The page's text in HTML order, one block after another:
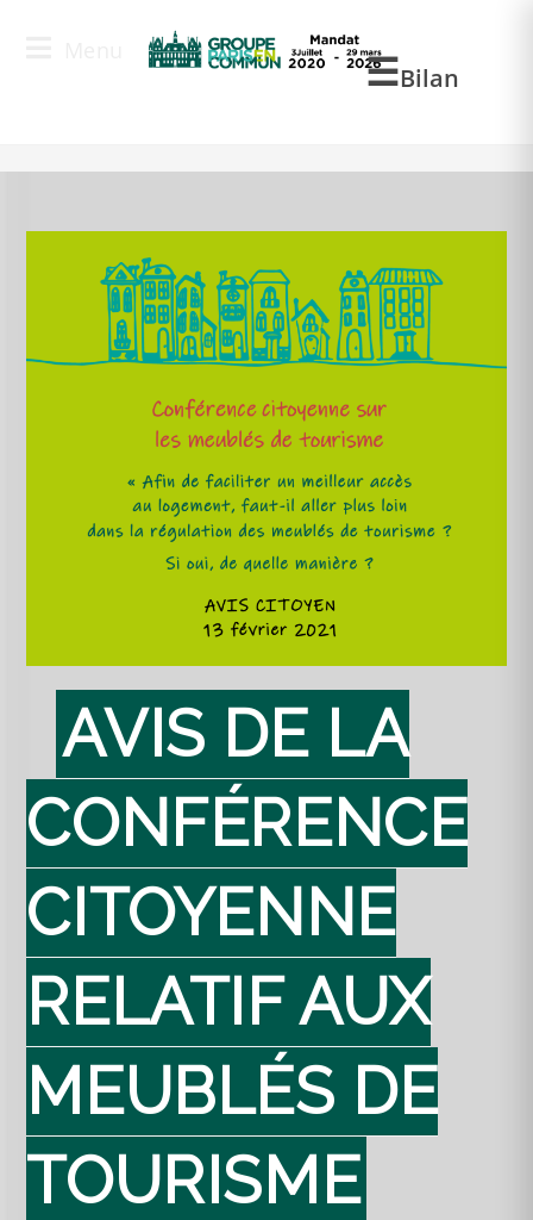
Bilan
AVIS DE LA
CONFÉRENCE
CITOYENNE
RELATIF AUX
MEUBLÉS DE
TOURISME